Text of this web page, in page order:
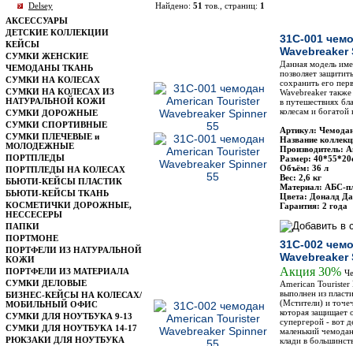
Delsey
АКСЕССУАРЫ
ДЕТСКИЕ КОЛЛЕКЦИИ
КЕЙСЫ
СУМКИ ЖЕНСКИЕ
ЧЕМОДАНЫ ТКАНЬ
СУМКИ НА КОЛЕСАХ
СУМКИ НА КОЛЕСАХ ИЗ
НАТУРАЛЬНОЙ КОЖИ
СУМКИ ДОРОЖНЫЕ
СУМКИ СПОРТИВНЫЕ
СУМКИ ПЛЕЧЕВЫЕ и
МОЛОДЕЖНЫЕ
ПОРТПЛЕДЫ
ПОРТПЛЕДЫ НА КОЛЕСАХ
БЬЮТИ-КЕЙСЫ ПЛАСТИК
БЬЮТИ-КЕЙСЫ ТКАНЬ
КОСМЕТИЧКИ ДОРОЖНЫЕ,
НЕССЕСЕРЫ
ПАПКИ
ПОРТМОНЕ
ПОРТФЕЛИ ИЗ НАТУРАЛЬНОЙ
КОЖИ
ПОРТФЕЛИ ИЗ МАТЕРИАЛА
СУМКИ ДЕЛОВЫЕ
БИЗНЕС-КЕЙСЫ НА КОЛЕСАХ/
МОБИЛЬНЫЙ ОФИС
СУМКИ ДЛЯ НОУТБУКА 9-13
СУМКИ ДЛЯ НОУТБУКА 14-17
РЮКЗАКИ ДЛЯ НОУТБУКА
Найдено: 51 тов., страниц: 1
31C-001
Wavebreaker
Данная модель
позволяет
сохранить его
Wavebreaker
в путешествиях
колесам и богатой
Артикул:
Название
Производитель:
Размер:
Объём: 36 л
Вес: 2,6 кг
Материал: АБС-
Цвета: Доналд
Гарантия: 2 года
31C-002
Wavebreaker
Акция 30%
American Tourister
выполнен из
(Мстители) и
которая защищает
супергерой - вот
маленький
клади в